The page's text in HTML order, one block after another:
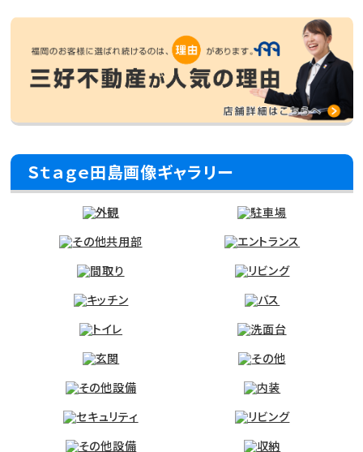
Ｓｔａｇｅ田島画像ギャラリー